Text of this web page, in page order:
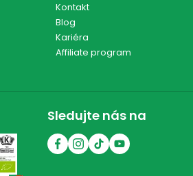
Kontakt
Blog
Kariéra
Affiliate program
Sledujte nás na